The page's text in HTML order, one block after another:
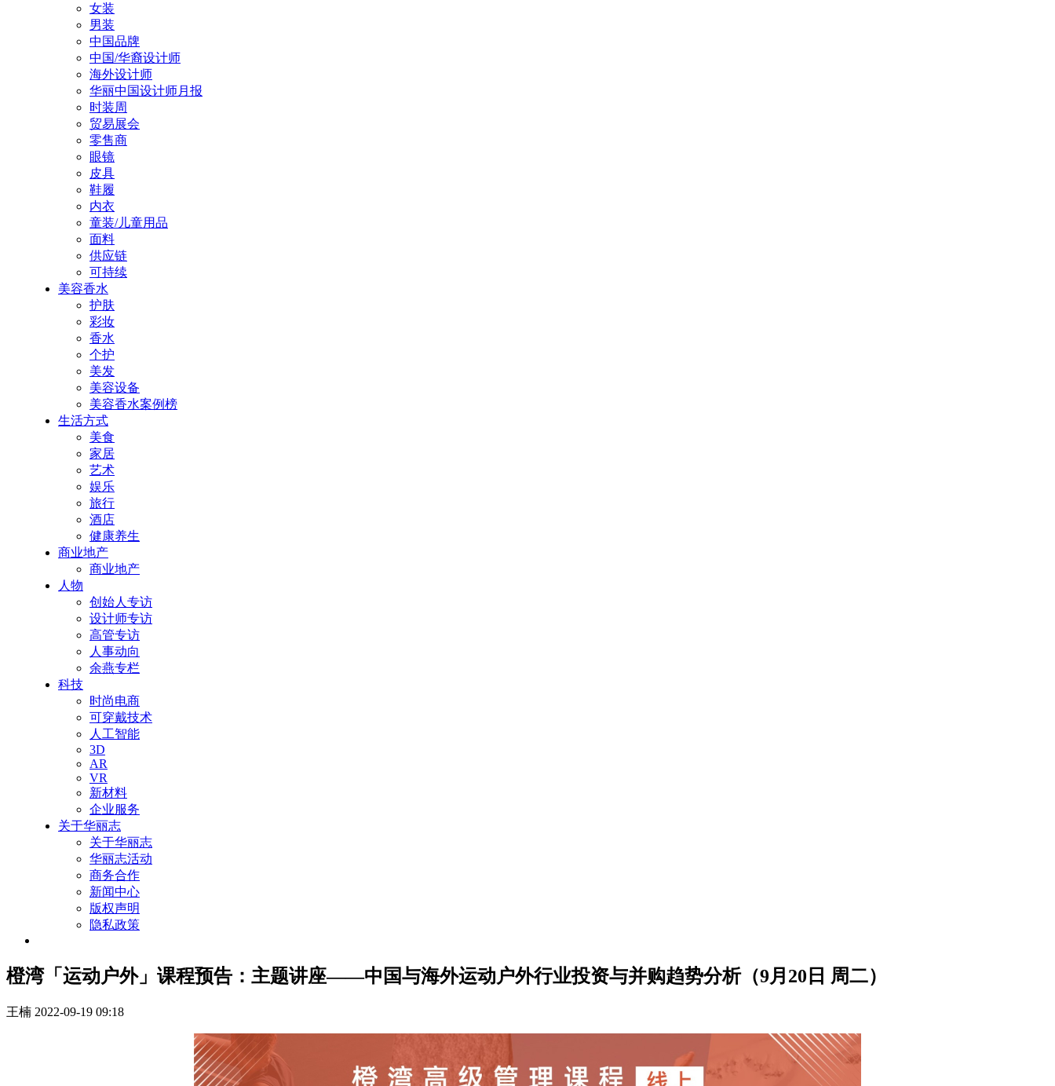
女装
男装
中国品牌
中国/华裔设计师
海外设计师
华丽中国设计师月报
时装周
贸易展会
零售商
眼镜
皮具
鞋履
内衣
童装/儿童用品
面料
供应链
可持续
美容香水
护肤
彩妆
香水
个护
美发
美容设备
美容香水案例榜
生活方式
美食
家居
艺术
娱乐
旅行
酒店
健康养生
商业地产
商业地产
人物
创始人专访
设计师专访
高管专访
人事动向
余燕专栏
科技
时尚电商
可穿戴技术
人工智能
3D
AR
VR
新材料
企业服务
关于华丽志
关于华丽志
华丽志活动
商务合作
新闻中心
版权声明
隐私政策
橙湾「运动户外」课程预告：主题讲座——中国与海外运动户外行业投资与并购趋势分析（9月20日 周二）
王楠 2022-09-19 09:18